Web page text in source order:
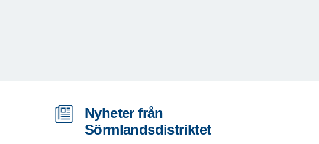
Nyheter från
Sörmlandsdistriktet